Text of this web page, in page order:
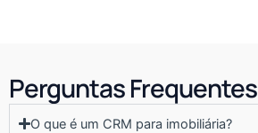
Perguntas Frequentes
O que é um CRM para imobiliária?